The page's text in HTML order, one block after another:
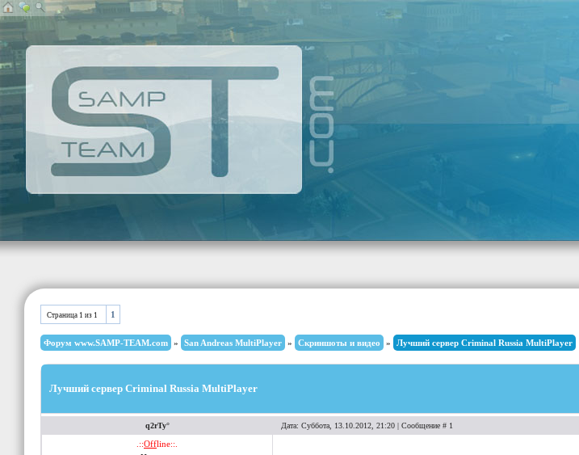
Страница 1 из 1 1
Форум www.SAMP-TEAM.com » San Andreas MultiPlayer » Скриншоты и видео » Лучший сервер Criminal Russia MultiPlayer
Лучший сервер Criminal Russia MultiPlayer
q2rTy° Дата: Суббота, 13.10.2012, 21:20 | Сообщение # 1
.::Offline::.